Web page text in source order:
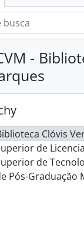
-
Clóvis
Licenciatura em Ciências da
de Tecnologia
Graduação Mestrado